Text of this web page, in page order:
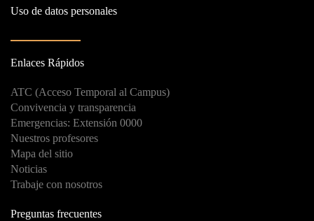
Uso de datos personales
Enlaces Rápidos
ATC (Acceso Temporal al Campus)
Convivencia y transparencia
Emergencias: Extensión 0000
Nuestros profesores
Mapa del sitio
Noticias
Trabaje con nosotros
Preguntas frecuentes